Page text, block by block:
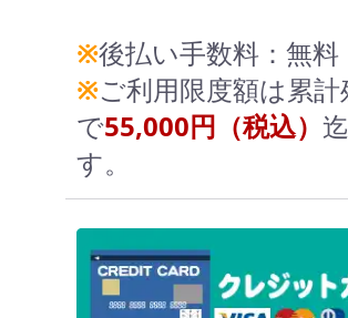
※後払い手数料：無料
※ご利用限度額は累計
で55,000円（税込）
す。